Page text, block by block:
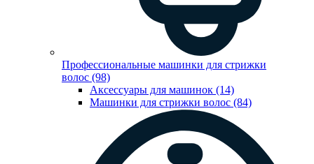
Профессиональные машинки для стрижки
волос (98)
Аксессуары для машинок (14)
Машинки для стрижки волос (84)